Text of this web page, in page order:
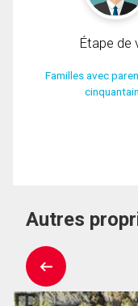
Étape de
Familles avec
Autres